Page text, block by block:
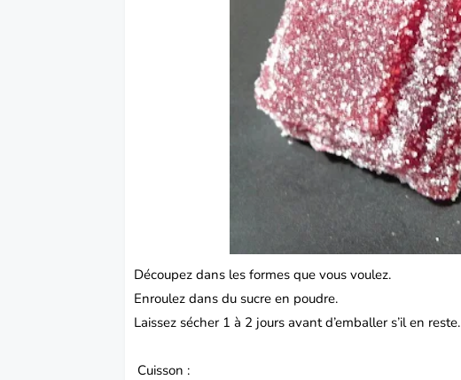
Découpez dans les formes que vous voulez.
Enroulez dans du sucre en poudre.
Laissez sécher 1 à 2 jours avant d’emballer s’il en reste.
Cuisson :